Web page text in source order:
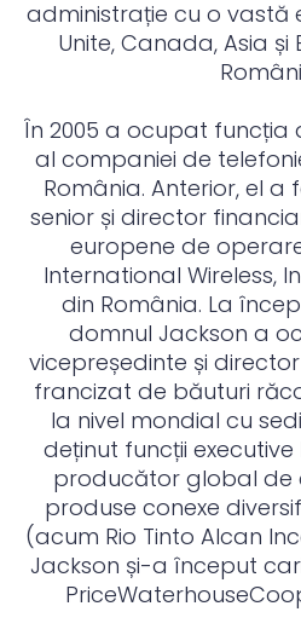
administrație cu o vastă
Unite, Canada, Asia și
În 2005 a ocupat
al companiei de
România. Anterior, el a
senior și director
europene de
International Wireless,
din România. La
domnul Jackson a
vicepreședinte și
francizat de băuturi
la nivel mondial cu
deținut funcții
producător global de
produse conexe
(acum Rio Tinto Alcan
Jackson și-a început